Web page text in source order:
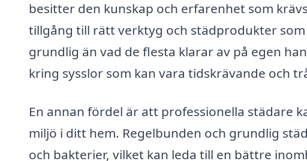
besitter den kunskap och erfarenhet som
tillgång till rätt verktyg och städprodukter
grundlig än vad de flesta klarar av på egen
kring sysslor som kan vara tidskrävande och
En annan fördel är att professionella städare
miljö i ditt hem. Regelbunden och grundlig
och bakterier, vilket kan leda till en bättre